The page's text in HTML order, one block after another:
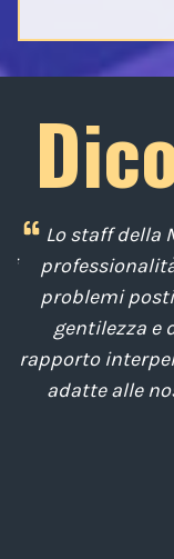
Lo staff della
problemi
gentilezza e
rapporto
adatte alle